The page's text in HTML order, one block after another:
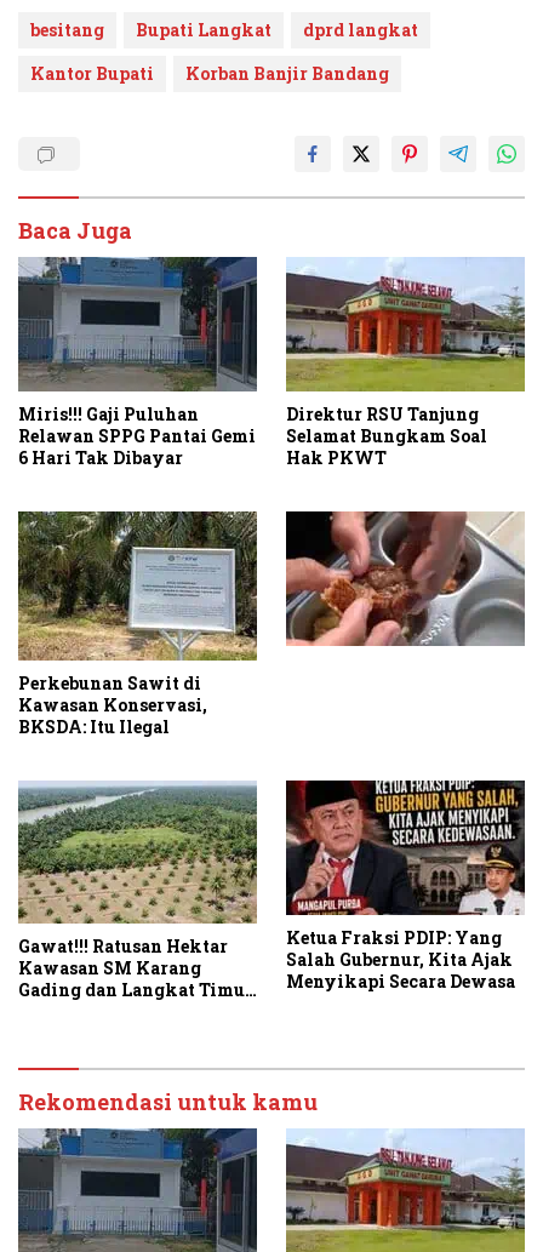
besitang Bupati Langkat
dprd langkat
Kantor Bupati
Korban Banjir Bandang
Baca Juga
Miris!!! Gaji Puluhan
Relawan SPPG Pantai Gemi
6 Hari Tak Dibayar
Direktur RSU Tanjung
Selamat Bungkam Soal
Hak PKWT
Perkebunan Sawit di
Kawasan Konservasi,
BKSDA: Itu Ilegal
Gawat!!! Ratusan Hektar
Kawasan SM Karang
Gading dan Langkat Timur
Ketua Fraksi PDIP: Yang
Salah Gubernur, Kita Ajak
Menyikapi Secara Dewasa
Rekomendasi untuk kamu